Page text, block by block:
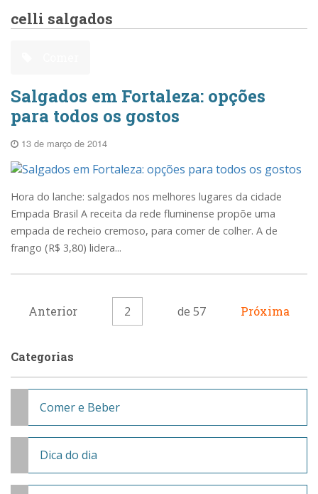
celli salgados
Salgados em Fortaleza: opções
para todos os gostos
13 de março de 2014
Hora do lanche: salgados nos melhores lugares da cidade
Empada Brasil A receita da rede fluminense propõe uma
empada de recheio cremoso, para comer de colher. A de
frango (R$ 3,80) lidera...
Anterior 2 de 57 Próxima
Categorias
Comer e Beber
Dica do dia